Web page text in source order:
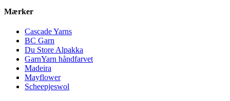
Mærker
Cascade Yarns
BC Garn
Du Store Alpakka
GarnYarn håndfarvet
Madeira
Mayflower
Scheepjeswol